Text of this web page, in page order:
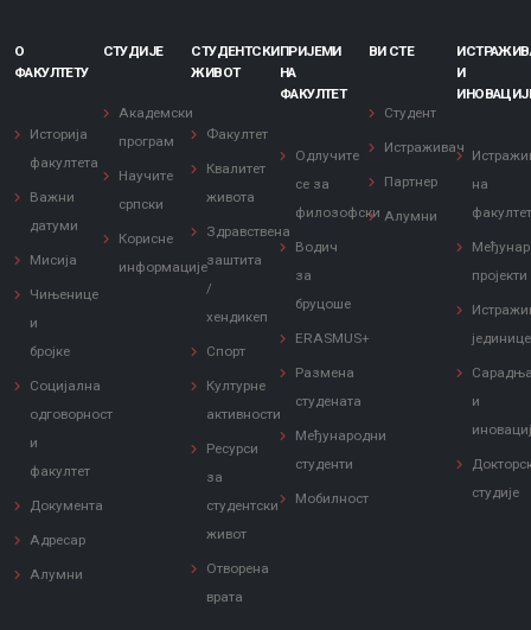
О
ФАКУЛТЕТУ
Историја
факултета
Важни
датуми
Мисија
Чињенице
и
бројке
Социјална
одговорност
и
факултет
Документа
Адресар
Алумни
СТУДИЈЕ
Академски
програм
Научите
српски
Корисне
информације
СТУДЕНТСКИ
ЖИВОТ
Факултет
Квалитет
живота
Здравствена
заштита
/
хендикеп
Спорт
Културне
активности
Ресурси
за
студентски
живот
Отворена
врата
ПРИЈЕМИ
НА
ФАКУЛТЕТ
Одлучите
се за
филозофски
Водич
за
бруцоше
ERASMUS+
Размена
студената
Међународни
студенти
Мобилност
ВИ СТЕ
Студент
Истраживач
Партнер
Алумни
И
на
пројекти
јединице
и
студије